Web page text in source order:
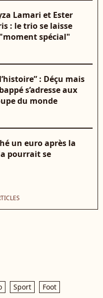
Lamari et Ester
: le trio se laisse
spécial"
: Déçu mais
s’adresse aux
du monde
un euro après la
pourrait se
Sport
Foot